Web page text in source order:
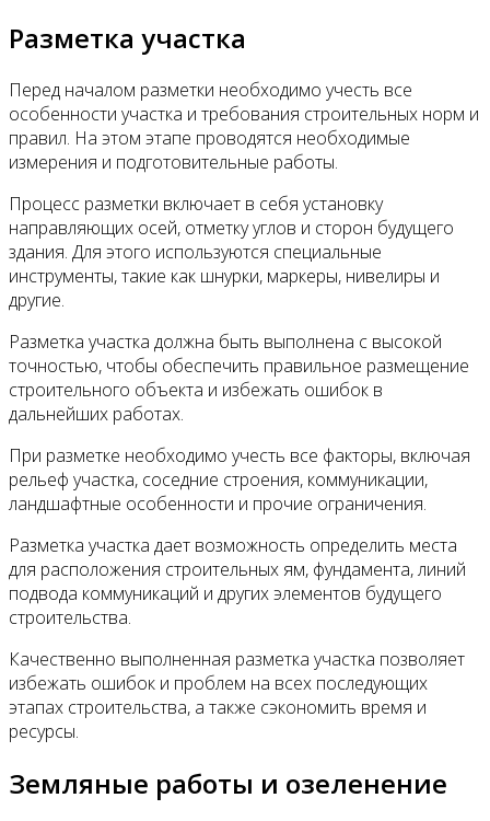
Разметка участка
Перед началом разметки необходимо учесть все
особенности участка и требования строительных норм и
правил. На этом этапе проводятся необходимые
измерения и подготовительные работы.
Процесс разметки включает в себя установку
направляющих осей, отметку углов и сторон будущего
здания. Для этого используются специальные
инструменты, такие как шнурки, маркеры, нивелиры и
другие.
Разметка участка должна быть выполнена с высокой
точностью, чтобы обеспечить правильное размещение
строительного объекта и избежать ошибок в
дальнейших работах.
При разметке необходимо учесть все факторы, включая
рельеф участка, соседние строения, коммуникации,
ландшафтные особенности и прочие ограничения.
Разметка участка дает возможность определить места
для расположения строительных ям, фундамента, линий
подвода коммуникаций и других элементов будущего
строительства.
Качественно выполненная разметка участка позволяет
избежать ошибок и проблем на всех последующих
этапах строительства, а также сэкономить время и
ресурсы.
Земляные работы и озеленение